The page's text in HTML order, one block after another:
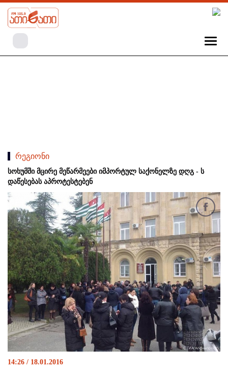
რეგიონი
სოხუმში მცირე მეწარმეები იმპორტულ საქონელზე დღგ - ს
დაწესებას აპროტესტებენ
14:26 / 18.01.2016